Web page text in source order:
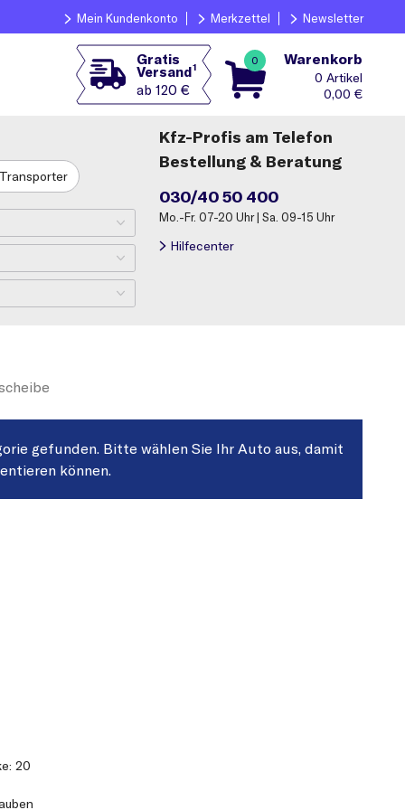
Mein Kundenkonto Merkzettel Newsletter
Gratis
Versand1
ab 120 €
0 Warenkorb
0
0,00 €
Kfz-Profis am Telefon
Bestellung & Beratung
030/40 50 400
Mo.-Fr. 07-20 Uhr | Sa. 09-15 Uhr
Hilfecenter
gefunden. Bitte wählen Sie Ihr Auto aus, damit
können.
20